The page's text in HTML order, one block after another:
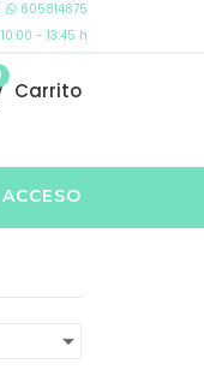
605814875
- 13:45 h
Carrito
ACCESO